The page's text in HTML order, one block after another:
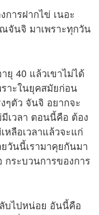
การฝากไข่ เนอะ
จันจิ มาเพราะทุกวัน
40 แล้วเขาไม่ได้
ราะในยุคสมัยก่อน
ตัว จันจิ อยากจะ
เวลา ตอนนี้คือ ต้อง
ลือเวลาแล้วจะแก่
วันนี้เรามาคุยกันมา
ระบวนการของการ
บไปหน่อย อันนี้คือ